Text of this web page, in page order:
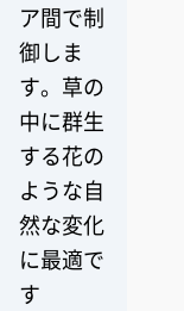
ア間で制
御しま
す。草の
中に群生
する花の
ような自
然な変化
に最適で
す